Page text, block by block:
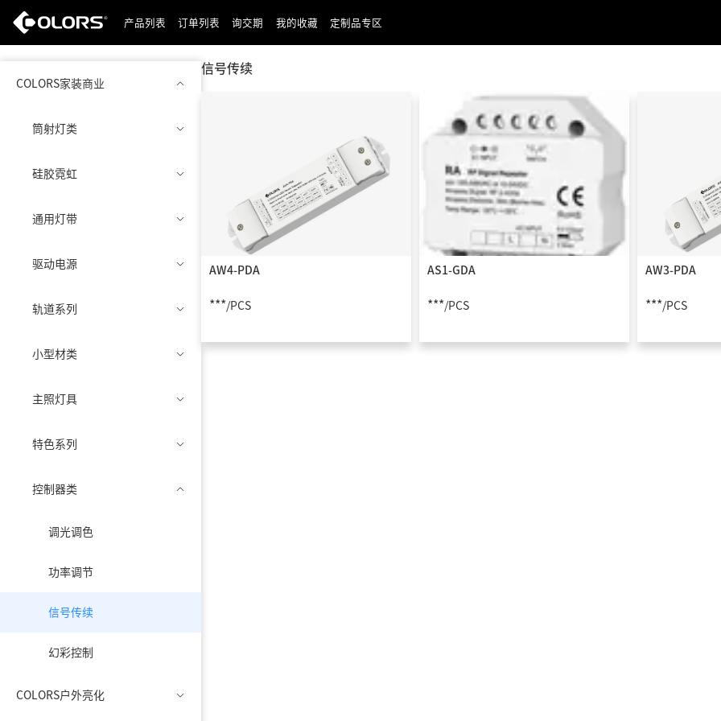
产品列表 订单列表 询交期 我的收藏 定制品专区
COLORS家装商业
筒射灯类
硅胶霓虹
通用灯带
驱动电源
轨道系列
小型材类
主照灯具
特色系列
控制器类
调光调色
功率调节
信号传续
幻彩控制
COLORS户外亮化
信号传续
AW4-PDA
***/PCS
AS1-GDA
***/PCS
AW3-PDA
***/PCS